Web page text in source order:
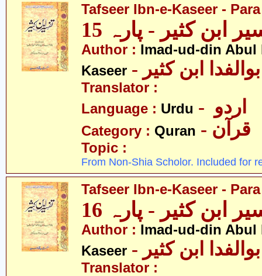
Tafseer Ibn-e-Kaseer -
ابن کثیر - پارہ 15
Author : Imad-ud-din Abul
Kaseer
ابن کثیر
Translator :
Language : Urdu
Category : Quran - قرآن
Topic :
From Non-Shia Scholor. Included for
Tafseer Ibn-e-Kaseer -
ابن کثیر - پارہ 16
Author : Imad-ud-din Abul
Kaseer
ابن کثیر
Translator :